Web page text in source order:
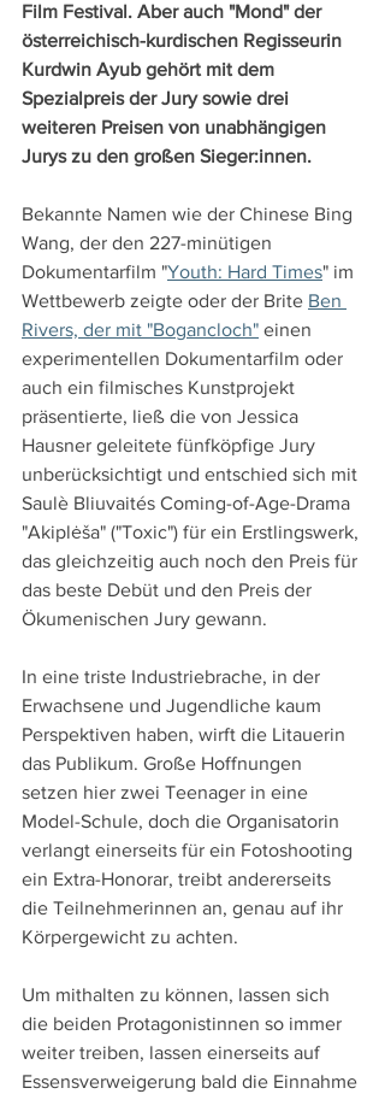
Film Festival. Aber auch "Mond" der
österreichisch-kurdischen Regisseurin
Kurdwin Ayub gehört mit dem
Spezialpreis der Jury sowie drei
weiteren Preisen von unabhängigen
Jurys zu den großen Sieger:innen.
Bekannte Namen wie der Chinese Bing
Wang, der den 227-minütigen
Dokumentarfilm "Youth: Hard Times" im
Wettbewerb zeigte oder der Brite Ben
Rivers, der mit "Bogancloch" einen
experimentellen Dokumentarfilm oder
auch ein filmisches Kunstprojekt
präsentierte, ließ die von Jessica
Hausner geleitete fünfköpfige Jury
unberücksichtigt und entschied sich mit
Saulè Bliuvaités Coming-of-Age-Drama
"Akiplėša" ("Toxic") für ein Erstlingswerk,
das gleichzeitig auch noch den Preis für
das beste Debüt und den Preis der
Ökumenischen Jury gewann.
In eine triste Industriebrache, in der
Erwachsene und Jugendliche kaum
Perspektiven haben, wirft die Litauerin
das Publikum. Große Hoffnungen
setzen hier zwei Teenager in eine
Model-Schule, doch die Organisatorin
verlangt einerseits für ein Fotoshooting
ein Extra-Honorar, treibt andererseits
die Teilnehmerinnen an, genau auf ihr
Körpergewicht zu achten.
Um mithalten zu können, lassen sich
die beiden Protagonistinnen so immer
weiter treiben, lassen einerseits auf
Essensverweigerung bald die Einnahme